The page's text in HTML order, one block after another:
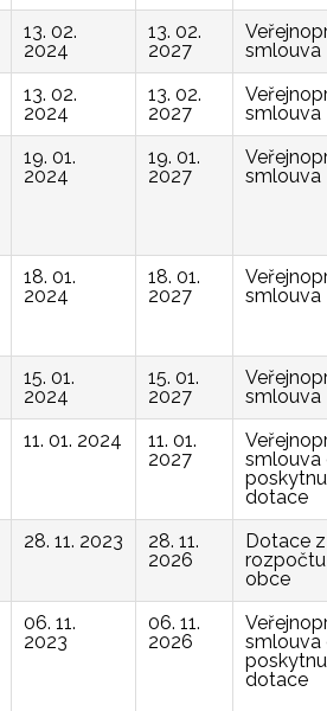
13. 02.
2024
13. 02.
2027
smlouva
13. 02.
2024
13. 02.
2027
smlouva
19. 01.
2024
19. 01.
2027
smlouva
18. 01.
2024
18. 01.
2027
smlouva
15. 01.
2024
15. 01.
2027
smlouva
11. 01. 2024
11. 01.
2027
smlouva
dotace
28. 11. 2023
28. 11.
2026
Dotace z
rozpočtu
obce
06. 11.
2023
06. 11.
2026
smlouva
dotace